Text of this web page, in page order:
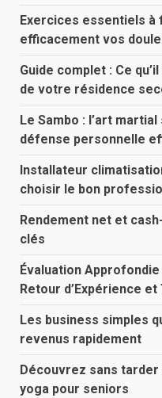
Exercices essentiels à
efficacement vos
Guide complet : Ce
de votre résidence
Le Sambo : l’art
défense personnelle
Installateur
choisir le bon
Rendement net et
clés
Évaluation
Retour d’Expérience
Les business simples
revenus rapidement
Découvrez sans tarder
yoga pour seniors